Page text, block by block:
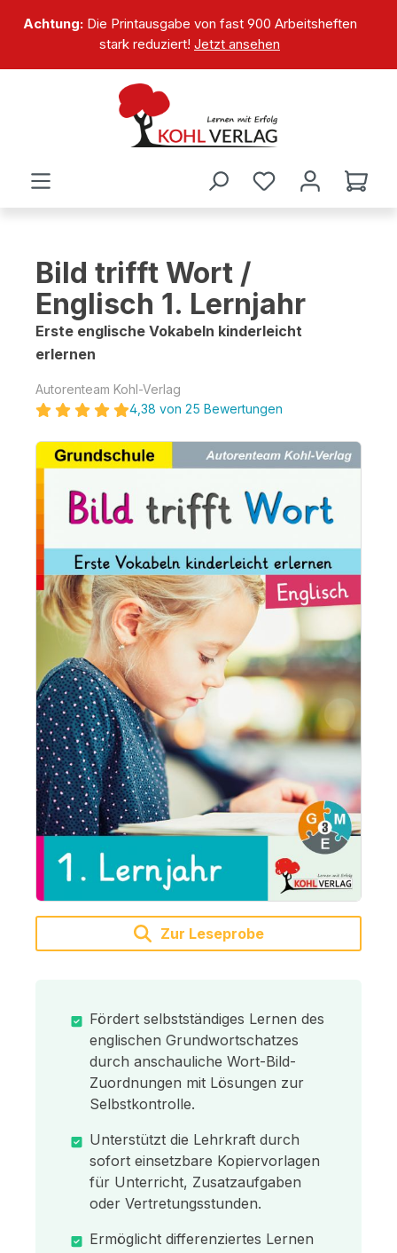
springen
Achtung:Die Printausgabe von fast 900 Arbeitsheften
stark reduziert! Jetzt ansehen
Bild trifft Wort /
Englisch 1. Lernjahr
Erste englische Vokabeln kinderleicht
erlernen
Autorenteam Kohl-Verlag
4,38 von 25 Bewertungen
Bildergalerie überspringen
Zur Leseprobe
Fördert selbstständiges Lernen des
englischen Grundwortschatzes
durch anschauliche Wort-Bild-
Zuordnungen mit Lösungen zur
Selbstkontrolle.
Unterstützt die Lehrkraft durch
sofort einsetzbare Kopiervorlagen
für Unterricht, Zusatzaufgaben
oder Vertretungsstunden.
Ermöglicht differenziertes Lernen